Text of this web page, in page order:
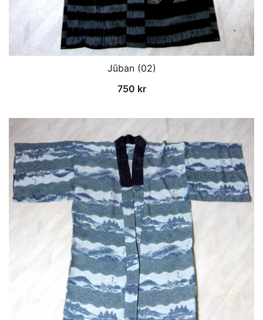
Jūban (02)
750 kr